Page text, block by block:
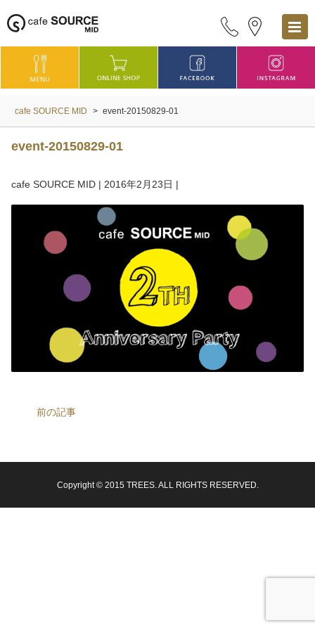
cafe SOURCE MID > event-20150829-01
event-20150829-01
cafe SOURCE MID | 2016年2月23日 |
前の記事
Copyright © 2015 TREES. ALL RIGHTS RESERVED.